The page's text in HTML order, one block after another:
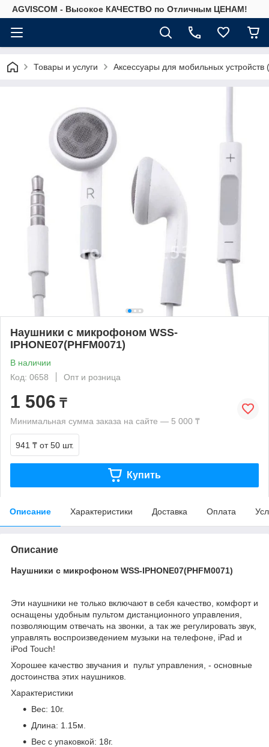
AGVISCOM - Высокое КАЧЕСТВО по Отличным ЦЕНАМ!
Товары и услуги Аксессуары для мобильных
Наушники с микрофоном WSS-
IPHONE07(PHFM0071)
В наличии
Код: 0658
Опт и розница
1 506 ₸
Минимальная сумма заказа на сайте — 5 000 ₸
941 ₸ от 50 шт.
Купить
Описание Характеристики Доставка Оплата
Описание
Наушники c микрофоном WSS-IPHONE07(PHFM0071)
Эти наушники не только включают в себя качество, комфорт и
оснащены удобным пультом дистанционного управления,
позволяющим отвечать на звонки, а так же регулировать звук,
управлять воспроизведением музыки на телефоне, iPad и
iPod Touch!
Хорошее качество звучания и пульт управления, - основные
достоинства этих наушников.
Характеристики
Вес: 10г.
Длина: 1.15м.
Вес с упаковкой: 18г.